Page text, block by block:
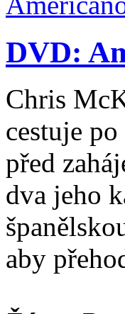
DVD:
Chris
cestuje
před
dva jeho
aby